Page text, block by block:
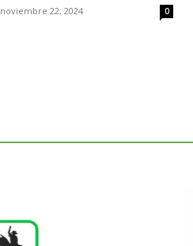
noviembre 22, 2024 0